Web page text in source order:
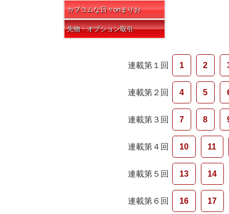
カブコムな日々onまりお
先物・オプション取引
連載第１回 1 2
連載第２回 4 5
連載第３回 7 8
連載第４回 10 11
連載第５回 13 14
連載第６回 16 17